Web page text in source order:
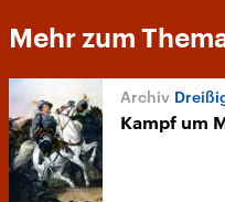
Mehr zum
Kampf um